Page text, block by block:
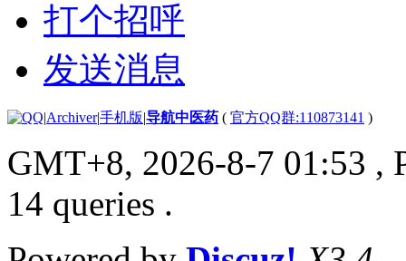
打个招呼
发送消息
|Archiver|手机版|导航中医药 ( 官方QQ群:110873141 )
GMT+8, 2026-8-7 01:53 ,
14 queries .